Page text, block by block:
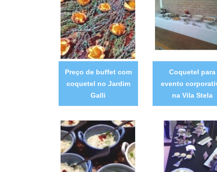
Preço de buffet com
coquetel no Jardim
Galli
Coquetel para
evento
na Vila Stela